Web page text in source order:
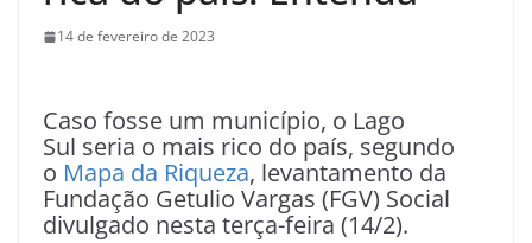
14 de fevereiro de 2023
Caso fosse um município, o Lago
Sul seria o mais rico do país, segundo
o Mapa da Riqueza, levantamento da
Fundação Getulio Vargas (FGV) Social
divulgado nesta terça-feira (14/2).